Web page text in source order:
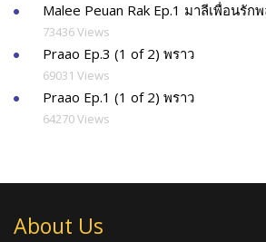
Malee Peuan Rak Ep.1 มาลีเพื่อนรัก
73436 Views
Praao Ep.3 (1 of 2) พราว
69031 Views
Praao Ep.1 (1 of 2) พราว
64270 Views
About Us